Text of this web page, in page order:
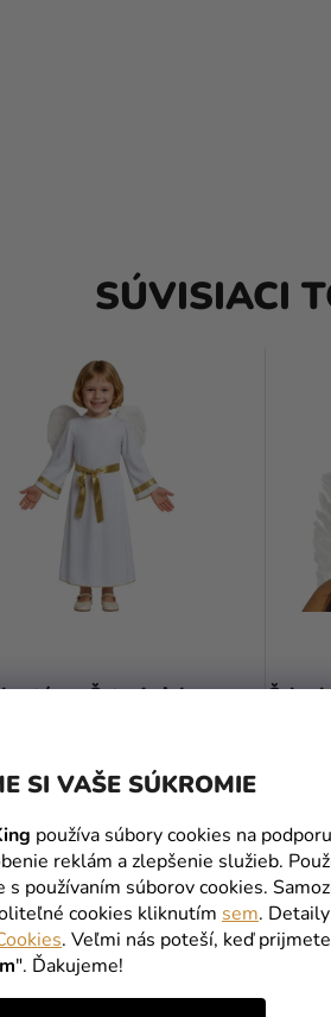
SI VAŠE SÚKROMIE
používa súbory cookies na
reklám a zlepšenie služieb.
s používaním súborov cookies.
cookies kliknutím sem.
. Veľmi nás poteší, keď
". Ďakujeme!
SÚVISIACI
- Šaty Anjela
DETAIL